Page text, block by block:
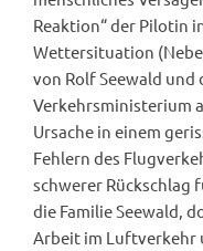
Reaktion“ der Pilotin
Wettersituation
von Rolf Seewald
Verkehrsministerium
Ursache in einem
Fehlern des
schwerer Rückschlag
die Familie Seewald,
Arbeit im Luftverkehr